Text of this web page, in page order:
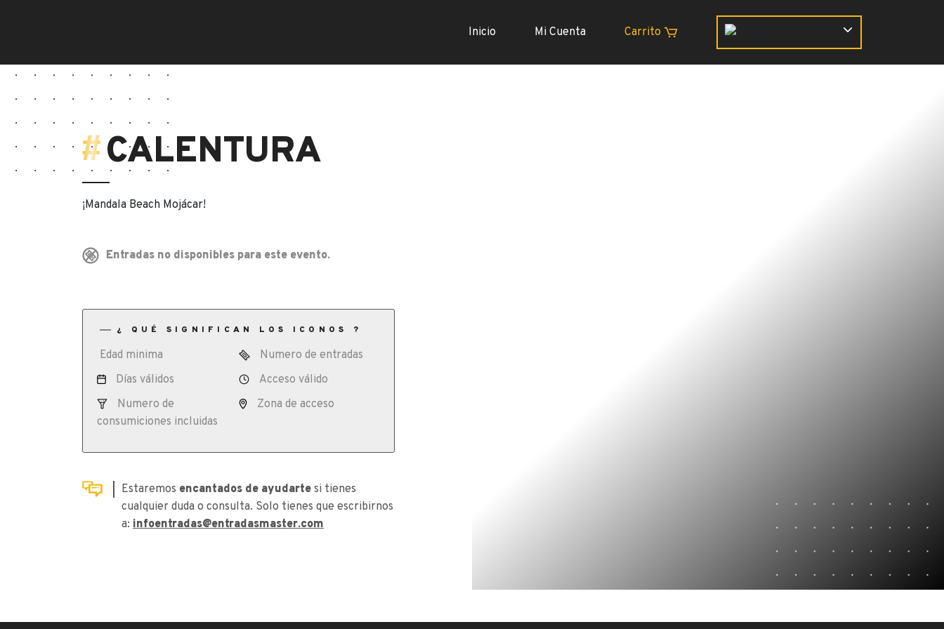
Inicio Mi Cuenta Carrito
CALENTURA
¡Mandala Beach Mojácar!
Entradas no disponibles para este evento.
¿ QUÉ SIGNIFICAN LOS ICONOS ?
Edad minima
Días válidos
Numero de
consumiciones incluidas
Numero de entradas
Acceso válido
Zona de acceso
Estaremos encantados de ayudarte si tienes
cualquier duda o consulta. Solo tienes que escribirnos
a: infoentradas@entradasmaster.com